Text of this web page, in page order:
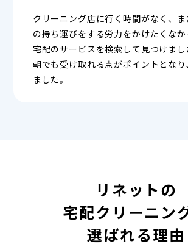
クリーニング店に行く時間がなく、
の持ち運びをする労力をかけたくなか
宅配のサービスを検索して見つけま
朝でも受け取れる点がポイントとなり
ました。
リネットの
宅配クリーニン
選ばれる理由